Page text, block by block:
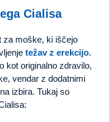
Cialisa
za moške, ki iščejo
težav z erekcijo.
kot originalno zdravilo,
vendar z dodatnimi
izbira. Tukaj so